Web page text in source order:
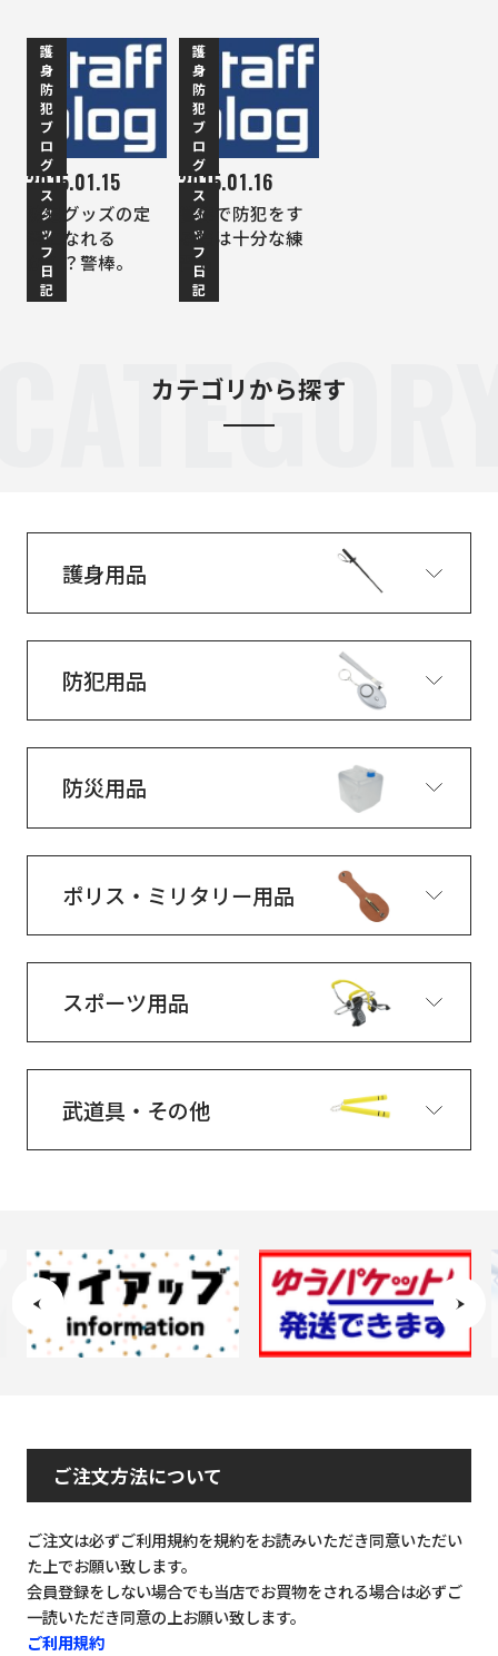
護
身
防
犯
ブ
ロ
グ
ス
タ
ッ
フ
日
記
2015.01.15
防犯グッズの定
番になれる
か！？警棒。
護
身
防
犯
ブ
ロ
グ
ス
タ
ッ
フ
日
記
2015.01.16
警棒で防犯をす
る際は十分な練
習も
カテゴリから探す
護身用品
防犯用品
防災用品
ポリス・ミリタリー用品
スポーツ用品
武道具・その他
ご注文方法について
ご注文は必ずご利用規約を規約をお読みいただき同意いただい
た上でお願い致します。
会員登録をしない場合でも当店でお買物をされる場合は必ずご
一読いただき同意の上お願い致します。
ご利用規約